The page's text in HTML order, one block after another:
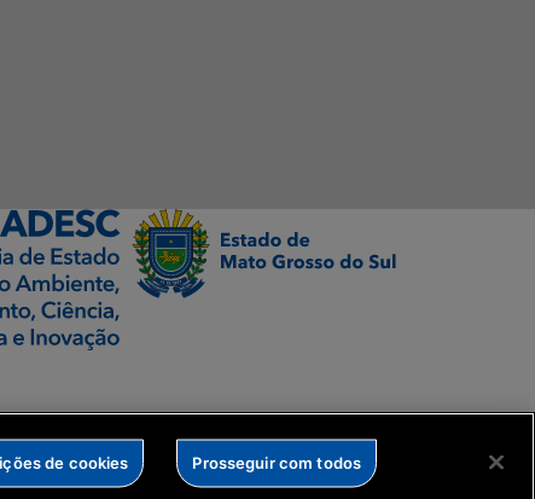
de cookies Prosseguir com todos